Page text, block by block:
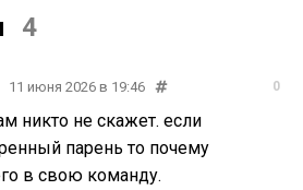
4
11 июня 2026 в 19:46 0
никто не скажет. если
парень то почему
в свою команду.